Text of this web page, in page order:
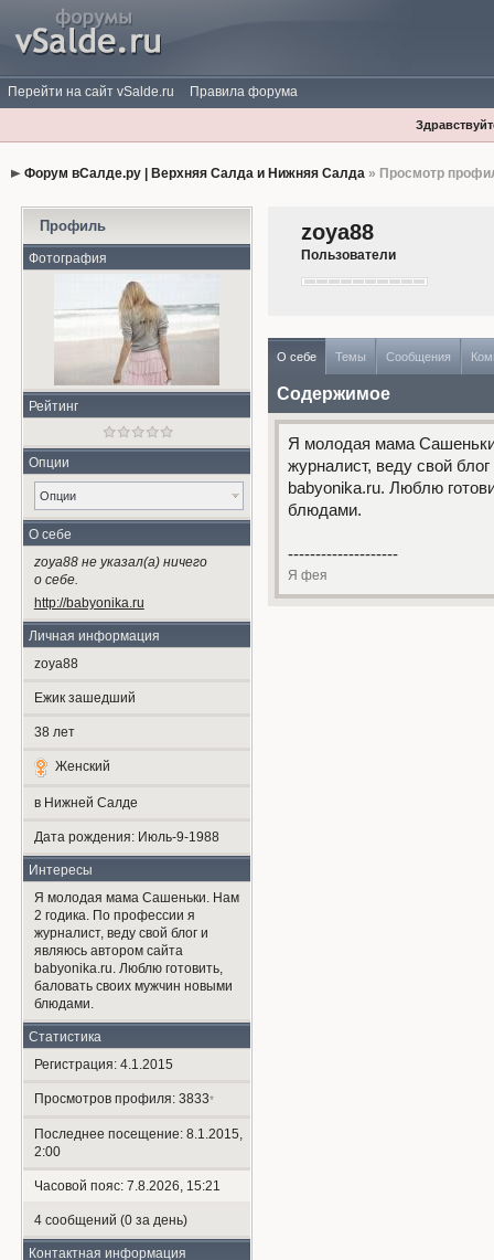
Перейти на сайт vSalde.ru Правила форума
Форум вСалде.ру | Верхняя Салда и Нижняя Салда» Просмотр
Профиль
Фотография
Рейтинг
Опции
Опции
О себе
zoya88 не указал(а) ничего
о себе.
http://babyonika.ru
Личная информация
zoya88
Ежик зашедший
38 лет
Женский
в Нижней Салде
Дата рождения: Июль-9-1988
Интересы
Я молодая мама Сашеньки. Нам
2 годика. По профессии я
журналист, веду свой блог и
являюсь автором сайта
babyonika.ru. Люблю готовить,
баловать своих мужчин новыми
блюдами.
Статистика
Регистрация: 4.1.2015
Просмотров профиля: 3833*
Последнее посещение: 8.1.2015,
2:00
Часовой пояс: 7.8.2026, 15:21
4 сообщений (0 за день)
Контактная информация
zoya88
Пользователи
О себе Темы Сообщения
Содержимое
Я молодая мама
журналист, веду свой
babyonika.ru. Люблю
блюдами.
--------------------
Я фея